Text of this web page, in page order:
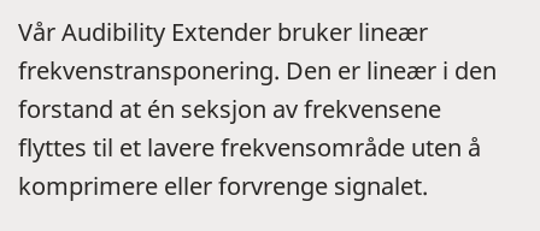
Vår Audibility Extender bruker lineær
frekvenstransponering. Den er lineær i den
forstand at én seksjon av frekvensene
flyttes til et lavere frekvensområde uten å
komprimere eller forvrenge signalet.